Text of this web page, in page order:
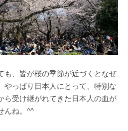
も、皆が桜の季節が近づくとなぜ
やっぱり日本人にとって、特別な
ら受け継がれてきた日本人の血が
んね。^^